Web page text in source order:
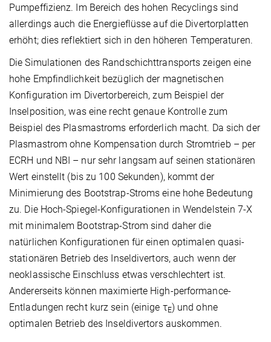
Pumpeffizienz. Im Bereich des hohen Recyclings sind
allerdings auch die Energieflüsse auf die Divertorplatten
erhöht; dies reflektiert sich in den höheren Temperaturen.
Die Simulationen des Randschichttransports zeigen eine
hohe Empfindlichkeit bezüglich der magnetischen
Konfiguration im Divertorbereich, zum Beispiel der
Inselposition, was eine recht genaue Kontrolle zum
Beispiel des Plasmastroms erforderlich macht. Da sich der
Plasmastrom ohne Kompensation durch Stromtrieb – per
ECRH und NBI – nur sehr langsam auf seinen stationären
Wert einstellt (bis zu 100 Sekunden), kommt der
Minimierung des Bootstrap-Stroms eine hohe Bedeutung
zu. Die Hoch-Spiegel-Konfigurationen in Wendelstein 7-X
mit minimalem Bootstrap-Strom sind daher die
natürlichen Konfigurationen für einen optimalen quasi-
stationären Betrieb des Inseldivertors, auch wenn der
neoklassische Einschluss etwas verschlechtert ist.
Andererseits können maximierte High-performance-
Entladungen recht kurz sein (einige τE) und ohne
optimalen Betrieb des Inseldivertors auskommen.